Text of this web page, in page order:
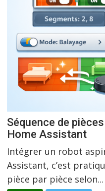
Séquence de
Home Assistant
Intégrer un robot
Assistant, c’est
pièce par pièce selon...